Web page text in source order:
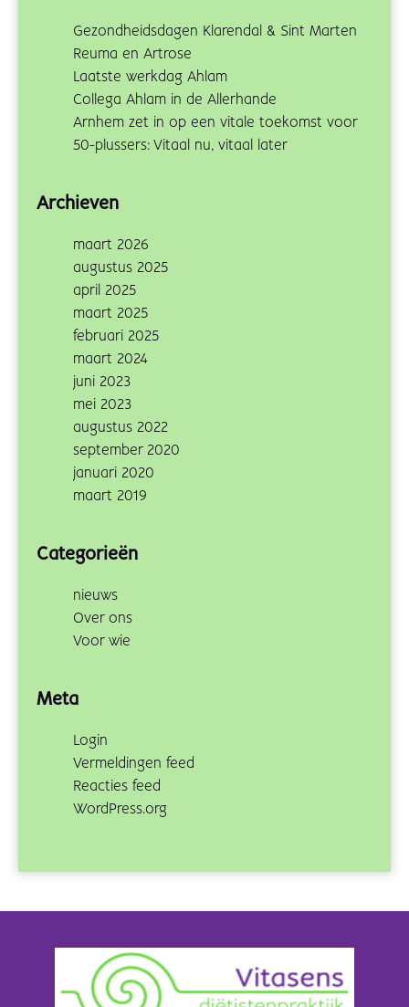
Gezondheidsdagen Klarendal & Sint Marten
Reuma en Artrose
Laatste werkdag Ahlam
Collega Ahlam in de Allerhande
Arnhem zet in op een vitale toekomst voor
50-plussers: Vitaal nu, vitaal later
Archieven
maart 2026
augustus 2025
april 2025
maart 2025
februari 2025
maart 2024
juni 2023
mei 2023
augustus 2022
september 2020
januari 2020
maart 2019
Categorieën
nieuws
Over ons
Voor wie
Meta
Login
Vermeldingen feed
Reacties feed
WordPress.org